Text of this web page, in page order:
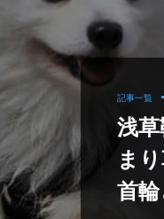
記事一覧
浅
ま
首